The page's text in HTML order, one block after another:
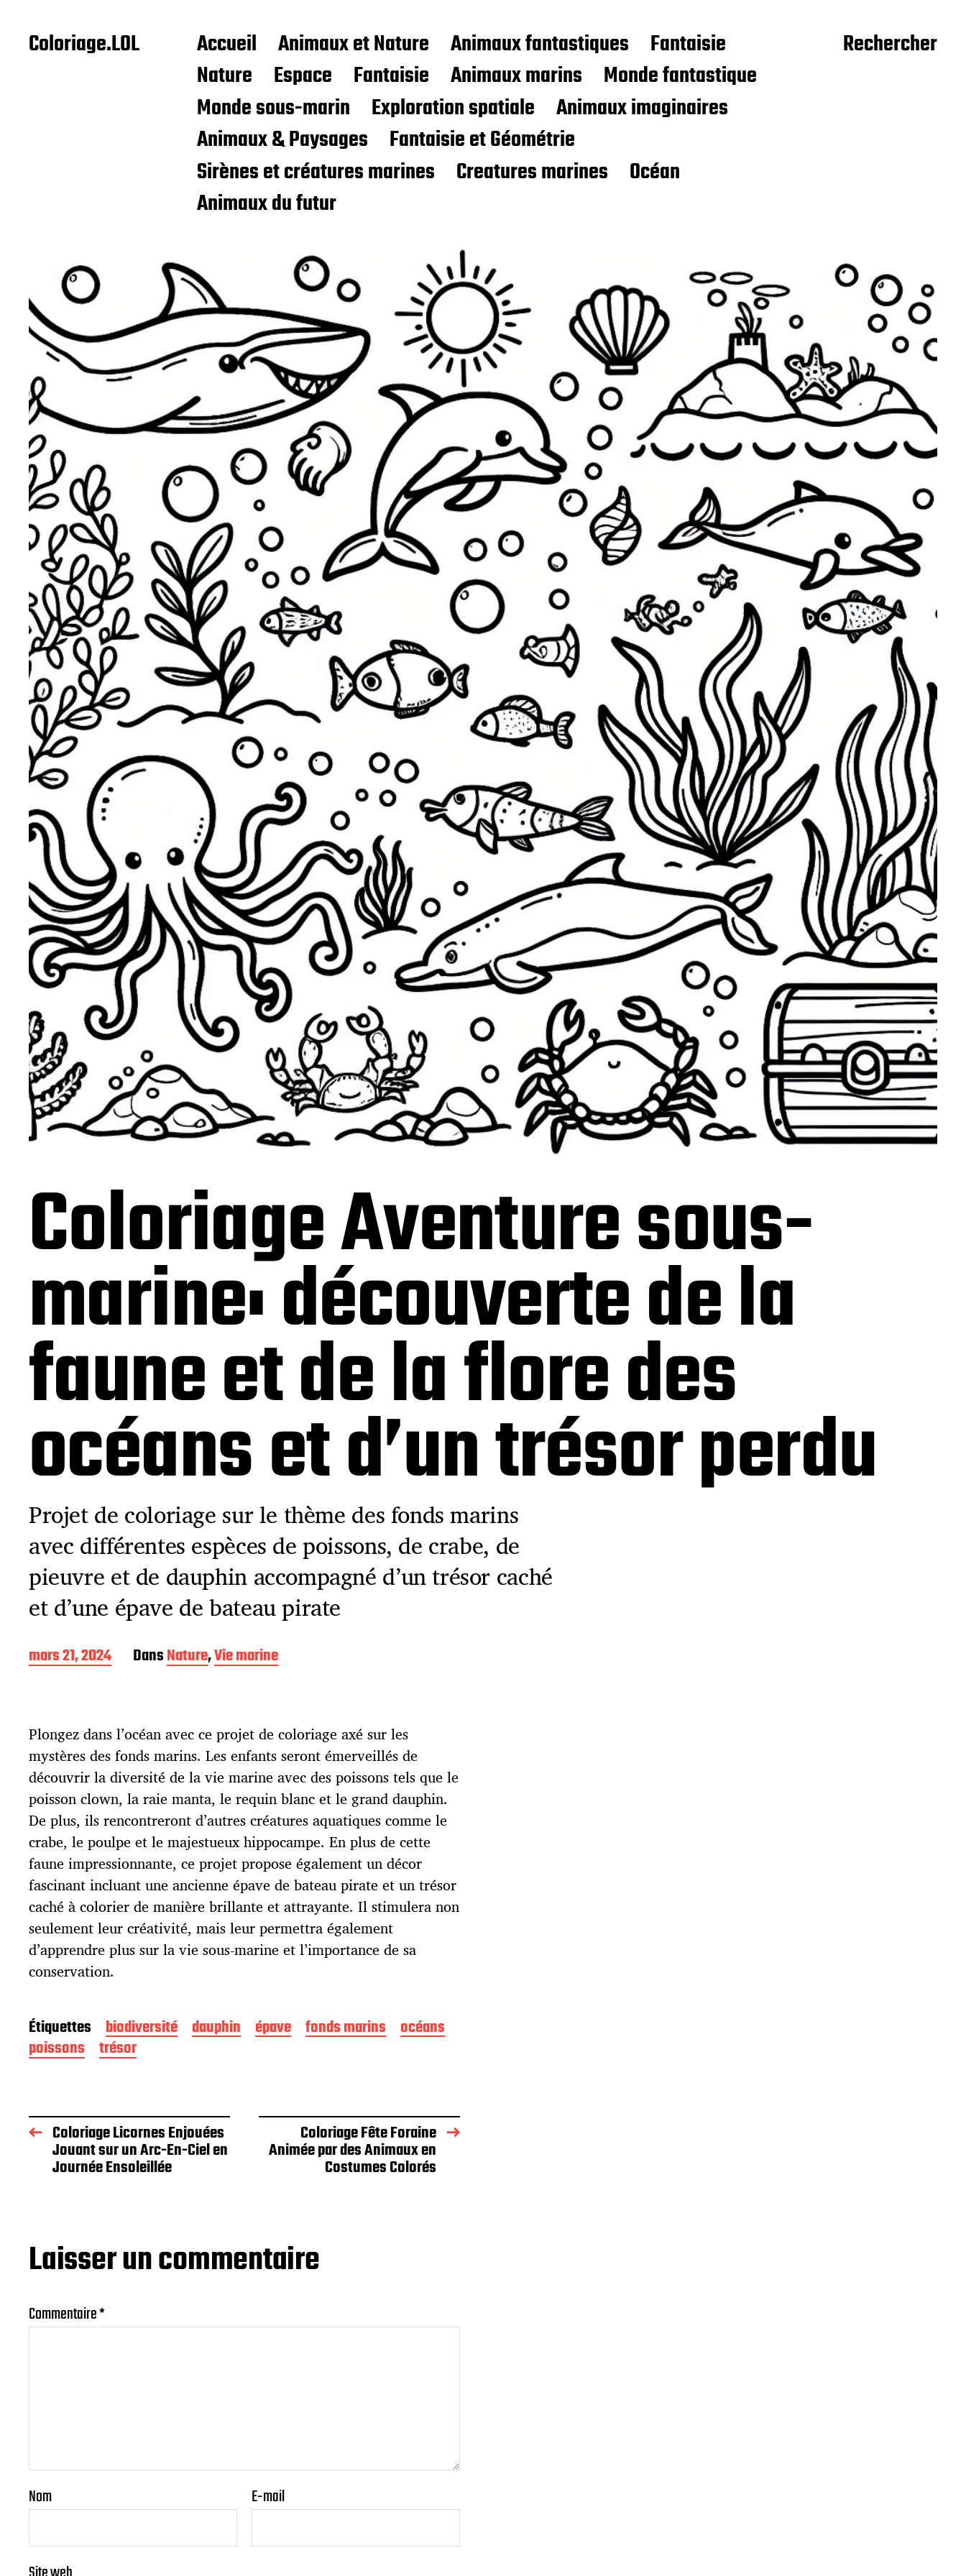
Coloriage.LOL Accueil Animaux et Nature Animaux fantastiques
Fantaisie
Nature
Espace Fantaisie Animaux marins
Monde fantastique
Monde sous-marin
Exploration spatiale
Animaux imaginaires
Animaux & Paysages
Fantaisie et Géométrie
Sirènes et créatures marines
Creatures marines
Océan
Animaux du futur
Rechercher
Coloriage Aventure sous-
marine: découverte de la
faune et de la flore des
océans et d’un trésor perdu
Projet de coloriage sur le thème des fonds marins
avec différentes espèces de poissons, de crabe, de
pieuvre et de dauphin accompagné d’un trésor caché
et d’une épave de bateau pirate
D
a
e
p
u
b
l
i
c
a
t
i
o
n
mars 21, 2024 DansNature,Vie marine
Plongez dans l’océan avec ce projet de coloriage axé sur les
mystères des fonds marins. Les enfants seront émerveillés de
découvrir la diversité de la vie marine avec des poissons tels que le
poisson clown, la raie manta, le requin blanc et le grand dauphin.
De plus, ils rencontreront d’autres créatures aquatiques comme le
crabe, le poulpe et le majestueux hippocampe. En plus de cette
faune impressionnante, ce projet propose également un décor
fascinant incluant une ancienne épave de bateau pirate et un trésor
caché à colorier de manière brillante et attrayante. Il stimulera non
seulement leur créativité, mais leur permettra également
d’apprendre plus sur la vie sous-marine et l’importance de sa
conservation.
Étiquettes biodiversité dauphin épave fonds marins
océans
poissons
trésor
Coloriage Licornes Enjouées
Jouant sur un Arc-En-Ciel en
Journée Ensoleillée
Coloriage Fête Foraine
Animée par des Animaux en
Costumes Colorés
Laisser un commentaire
Commentaire*
Nom E-mail